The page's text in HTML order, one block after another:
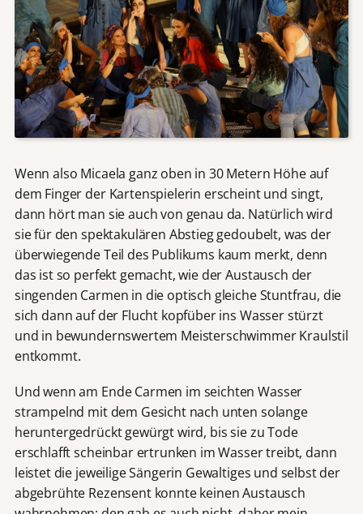
Wenn also Micaela ganz oben in 30 Metern Höhe auf
dem Finger der Kartenspielerin erscheint und singt,
dann hört man sie auch von genau da. Natürlich wird
sie für den spektakulären Abstieg gedoubelt, was der
überwiegende Teil des Publikums kaum merkt, denn
das ist so perfekt gemacht, wie der Austausch der
singenden Carmen in die optisch gleiche Stuntfrau, die
sich dann auf der Flucht kopfüber ins Wasser stürzt
und in bewundernswertem Meisterschwimmer Kraulstil
entkommt.
Und wenn am Ende Carmen im seichten Wasser
strampelnd mit dem Gesicht nach unten solange
heruntergedrückt gewürgt wird, bis sie zu Tode
erschlafft scheinbar ertrunken im Wasser treibt, dann
leistet die jeweilige Sängerin Gewaltiges und selbst der
abgebrühte Rezensent konnte keinen Austausch